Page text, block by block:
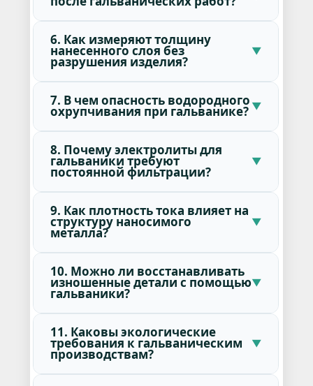
6. Как измеряют толщину
нанесенного слоя без
разрушения изделия?
7. В чем опасность водородного
охрупчивания при гальванике?
8. Почему электролиты для
гальваники требуют
постоянной фильтрации?
9. Как плотность тока влияет на
структуру наносимого
металла?
10. Можно ли восстанавливать
изношенные детали с помощью
гальваники?
11. Каковы экологические
требования к гальваническим
производствам?